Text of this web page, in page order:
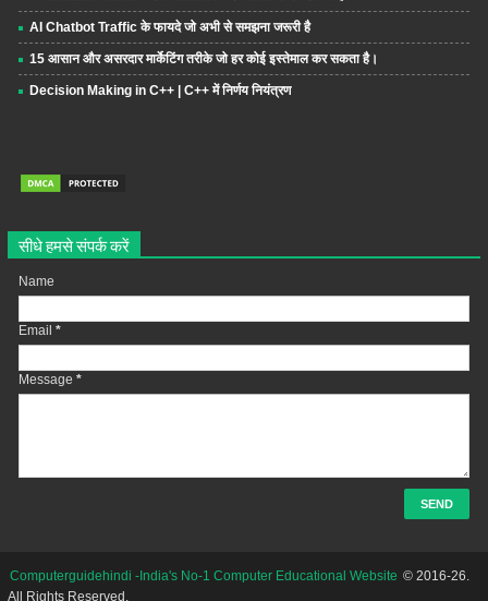
AI Chatbot Traffic के फायदे जो अभी से समझना जरूरी है
15 आसान और असरदार मार्केटिंग तरीके जो हर कोई इस्तेमाल कर सकता है।
Decision Making in C++ | C++ में निर्णय नियंत्रण
सीधे हमसे संपर्क करें
Name
Email *
Message *
Computerguidehindi -India's No-1 Computer Educational Website © 2016-26.
All Rights Reserved.